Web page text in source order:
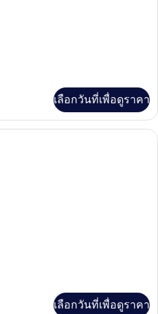
เลือกวันที่เพื่อดูราคา
Seaview Terrace room | ตู้นิรภัยในห้
เลือกวันที่เพื่อดูราคา